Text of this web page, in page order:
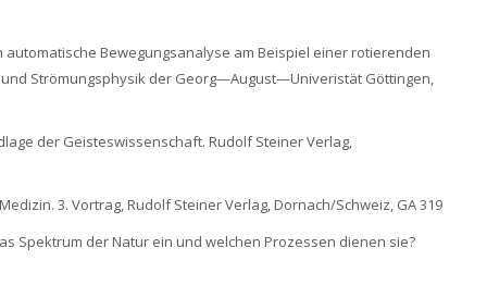
Bewegungsanalyse am Beispiel einer rotierenden
Strömungsphysik der Georg—August—Univeristät Göttingen,
der Geisteswissenschaft. Rudolf Steiner Verlag,
3. Vortrag, Rudolf Steiner Verlag, Dornach/Schweiz, GA 319
Spektrum der Natur ein und welchen Prozessen dienen sie?